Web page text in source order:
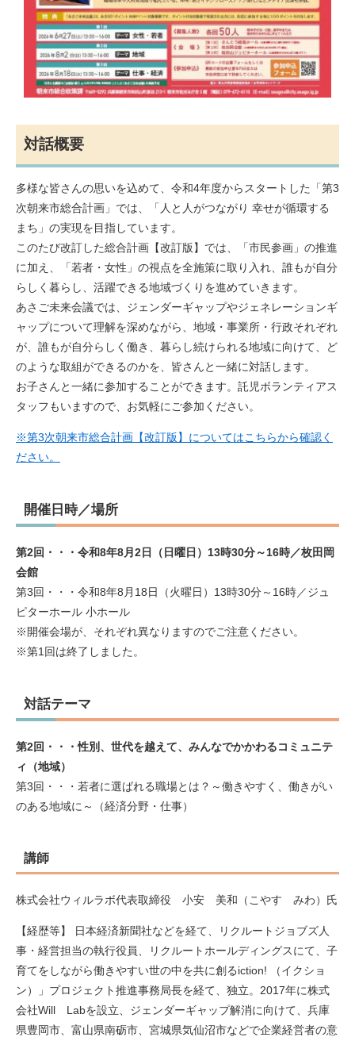
対話概要
多様な皆さんの思いを込めて、令和4年度からスタートした「第3
次朝来市総合計画」では、「人と人がつながり 幸せが循環する
まち」の実現を目指しています。
このたび改訂した総合計画【改訂版】では、「市民参画」の推進
に加え、「若者・女性」の視点を全施策に取り入れ、誰もが自分
らしく暮らし、活躍できる地域づくりを進めていきます。
あさご未来会議では、ジェンダーギャップやジェネレーションギ
ャップについて理解を深めながら、地域・事業所・行政それぞれ
が、誰もが自分らしく働き、暮らし続けられる地域に向けて、ど
のような取組ができるのかを、皆さんと一緒に対話します。
お子さんと一緒に参加することができます。託児ボランティアス
タッフもいますので、お気軽にご参加ください。
※第3次朝来市総合計画【改訂版】についてはこちらから確認く
ださい。
開催日時／場所
第2回・・・令和8年8月2日（日曜日）13時30分～16時／枚田岡
会館
​第3回・・・令和8年8月18日（火曜日）13時30分～16時／ジュ
ピターホール 小ホール​
※開催会場が、それぞれ異なりますのでご注意ください。
※第1回は終了しました。
対話テーマ
第2回・・・性別、世代を越えて、みんなでかかわるコミュニテ
ィ（地域）
第3回・・・若者に選ばれる職場とは？～働きやすく、働きがい
のある地域に～（経済分野・仕事）
講師
株式会社ウィルラボ代表取締役 小安 美和（こやす みわ）氏
【経歴等】 日本経済新聞社などを経て、リクルートジョブズ人
事・経営担当の執行役員、リクルートホールディングスにて、子
育てをしながら働きやすい世の中を共に創るiction! （イクショ
ン）」プロジェクト推進事務局長を経て、独立。2017年に株式
会社Will Labを設立、ジェンダーギャップ解消に向けて、兵庫
県豊岡市、富山県南砺市、宮城県気仙沼市などで企業経営者の意